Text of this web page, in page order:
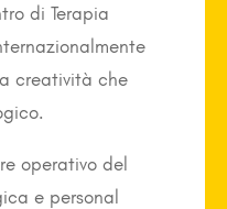
di Terapia
creatività che
operativo del
e personal